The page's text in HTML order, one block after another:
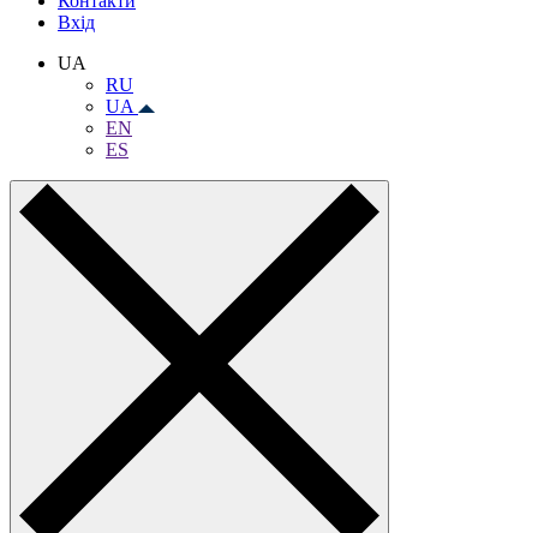
Вхiд
UA
RU
UA
EN
ES